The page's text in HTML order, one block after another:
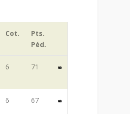
Cot.
Pts.
Péd.
6 71
6 67